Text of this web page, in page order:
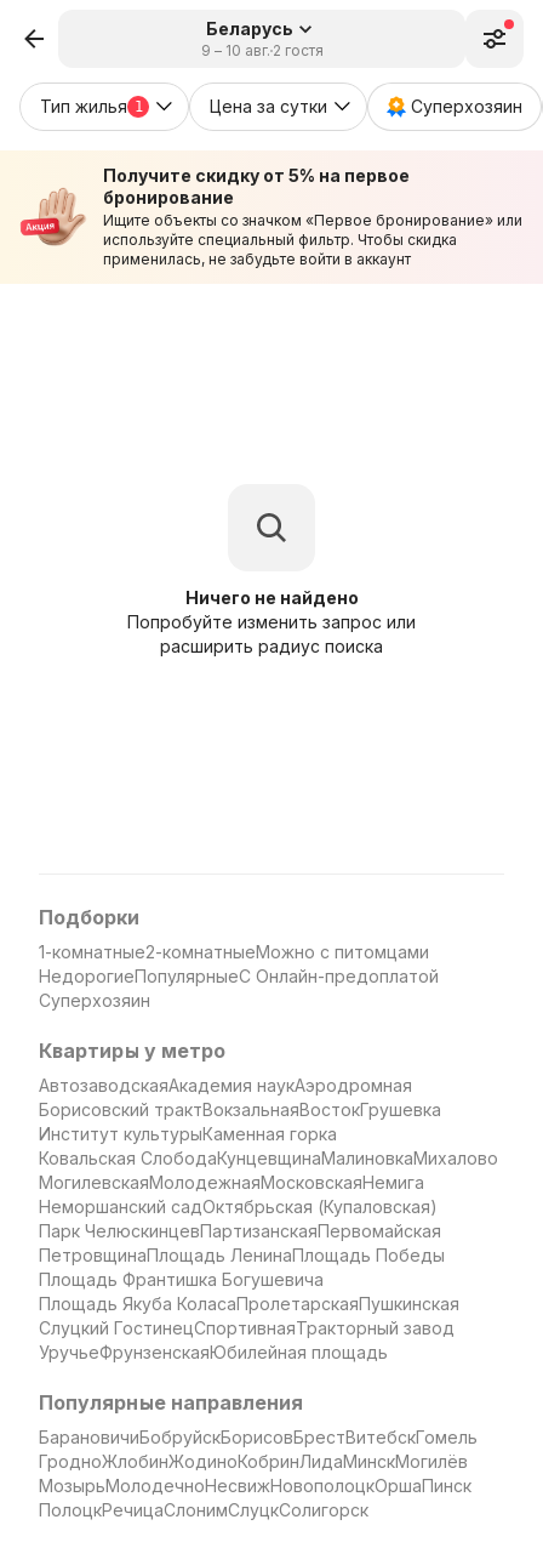
Беларусь
9 – 10 авг.2 гостя
Тип жилья 1 Цена за сутки Суперхозяин
Получите скидку от 5% на первое
бронирование
Ищите объекты со значком «Первое бронирование» или
используйте специальный фильтр. Чтобы скидка
применилась, не забудьте войти в аккаунт
Ничего не найдено
Попробуйте изменить запрос или
расширить радиус поиска
Подборки
1-комнатные2-комнатныеМожно с питомцами
НедорогиеПопулярныеС Онлайн-предоплатой
Суперхозяин
Квартиры у метро
АвтозаводскаяАкадемия наукАэродромная
Борисовский трактВокзальнаяВостокГрушевка
Институт культурыКаменная горка
Ковальская СлободаКунцевщинаМалиновкаМихалово
МогилевскаяМолодежнаяМосковскаяНемига
Неморшанский садОктябрьская (Купаловская)
Парк ЧелюскинцевПартизанскаяПервомайская
ПетровщинаПлощадь ЛенинаПлощадь Победы
Площадь Франтишка Богушевича
Площадь Якуба КоласаПролетарскаяПушкинская
Слуцкий ГостинецСпортивнаяТракторный завод
УручьеФрунзенскаяЮбилейная площадь
Популярные направления
БарановичиБобруйскБорисовБрестВитебскГомель
ГродноЖлобинЖодиноКобринЛидаМинскМогилёв
МозырьМолодечноНесвижНовополоцкОршаПинск
ПолоцкРечицаСлонимСлуцкСолигорск